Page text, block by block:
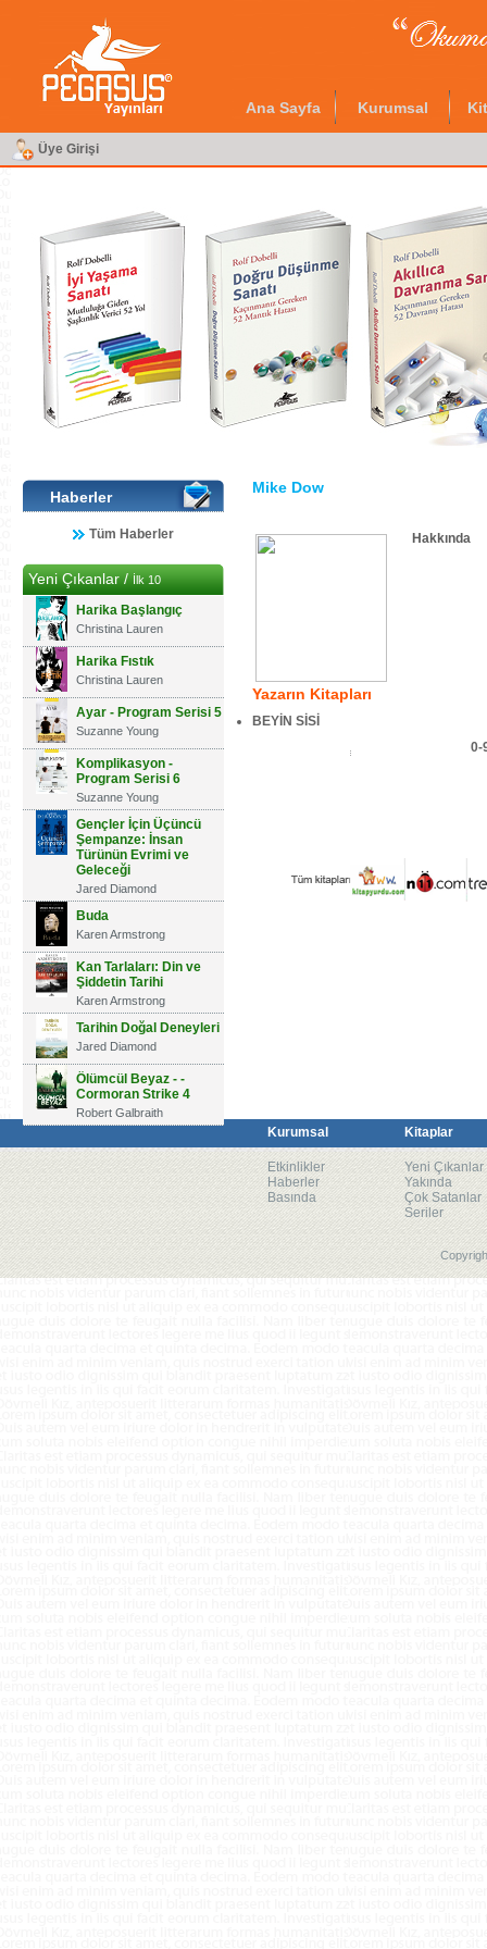
Ana Sayfa Kurumsal
Üye Girişi
Haberler
Tüm Haberler
Yeni Çıkanlar /İlk 10
Harika Başlangıç
Christina Lauren
Harika Fıstık
Christina Lauren
Ayar - Program Serisi 5
Suzanne Young
Komplikasyon -
Program Serisi 6
Suzanne Young
Gençler İçin Üçüncü
Şempanze: İnsan
Türünün Evrimi ve
Geleceği
Jared Diamond
Buda
Karen Armstrong
Kan Tarlaları: Din ve
Şiddetin Tarihi
Karen Armstrong
Tarihin Doğal Deneyleri
Jared Diamond
Ölümcül Beyaz - -
Cormoran Strike 4
Robert Galbraith
Mike Dow
Hakkında
Yazarın Kitapları
BEYİN SİSİ
0-
Kurumsal Kitaplar
Etkinlikler
Haberler
Basında
Yeni Çıkanlar
Yakında
Çok Satanlar
Seriler